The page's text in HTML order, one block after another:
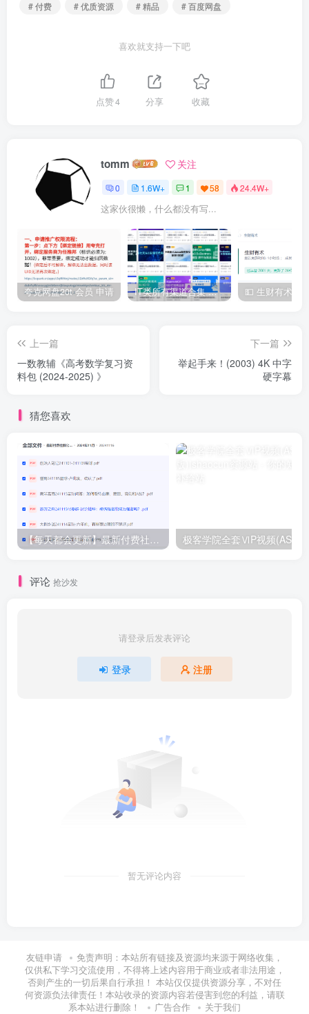
# 付费
# 优质资源 # 精品 # 百度网盘
喜欢就支持一下吧
点赞4 分享 收藏
tomm 关注
0 1.6W+ 1 58 24.4W+
这家伙很懒，什么都没有写...
夸克网盘20t 会员 申请 IT类所有渠道合集 持续日更，目前近四千多条资源 年费用户微信私信获取权限
上一篇
一数教辅《高考数学复习资
料包 (2024-2025) 》
下一篇
举起手来！(2003) 4K 中字
硬字幕
猜您喜欢
【每天都会更新】最新付费社群公众号文章 极客学院全套ⅥP视频(AS版)
评论 抢沙发
请登录后发表评论
登录 注册
暂无评论内容
友链申请
免责声明：本站所有链接及资源均来源于网络收集，
仅供私下学习交流使用，不得将上述内容用于商业或者非法用途，
否则产生的一切后果自行承担！ 本站仅仅提供资源分享，不对任
何资源负法律责任！本站收录的资源内容若侵害到您的利益，请联
系本站进行删除！
广告合作 关于我们